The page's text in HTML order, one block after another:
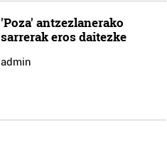
'Poza' antzezlanerako
sarrerak eros daitezke
admin